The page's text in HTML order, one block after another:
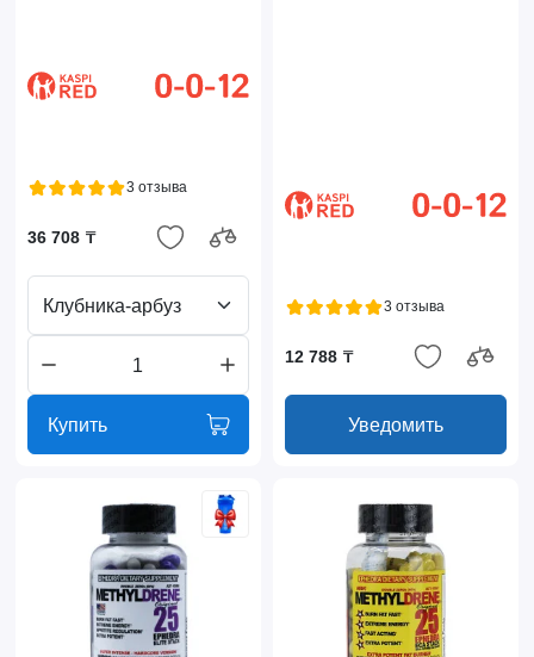
3 отзыва
36 708 ₸
Клубника-арбуз
Купить
3 отзыва
12 788 ₸
Уведомить